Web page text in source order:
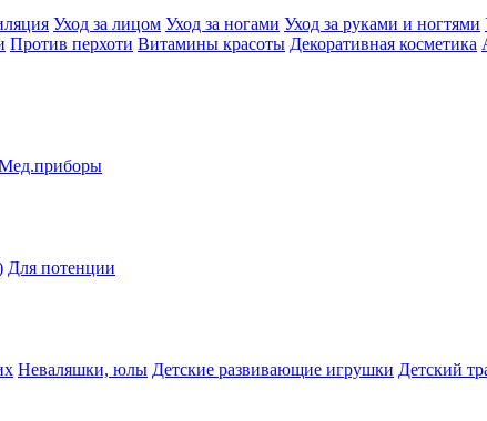
Уход за лицом Уход за ногами Уход за руками и ногтями
Против перхоти Витамины красоты Декоративная косметика
Для потенции
Неваляшки, юлы Детские развивающие игрушки Детский